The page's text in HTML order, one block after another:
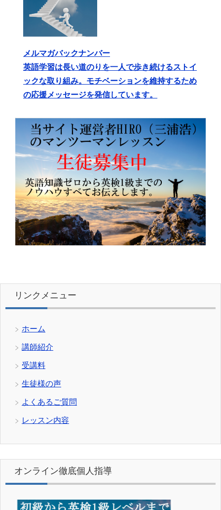
メルマガバックナンバー
英語学習は長い道のりを一人で歩き続けるストイ
ックな取り組み。モチベーションを維持するため
の応援メッセージを発信しています。
リンクメニュー
ホーム
講師紹介
受講料
生徒様の声
よくあるご質問
レッスン内容
オンライン徹底個人指導